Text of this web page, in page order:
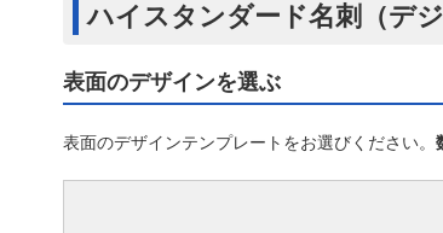
ハイスタンダード名刺（デ
表面のデザインを選ぶ
表面のデザインテンプレートをお選びください。